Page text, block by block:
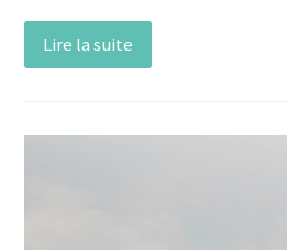
Lire la suite